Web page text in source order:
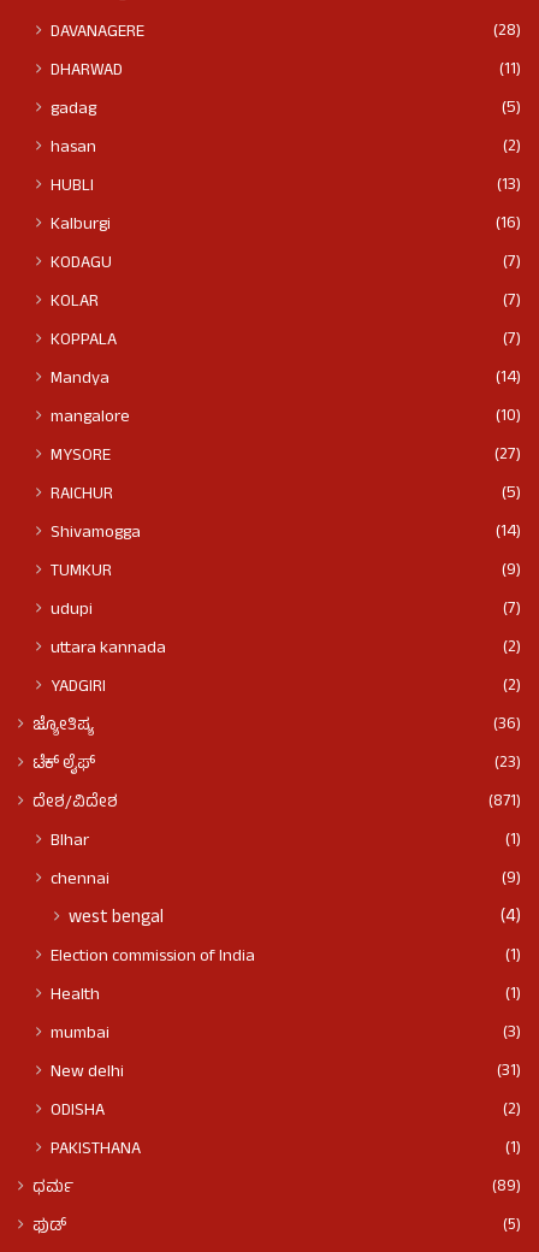
DAVANAGERE
(28)
DHARWAD
(11)
gadag
(5)
hasan
(2)
HUBLI
(13)
Kalburgi
(16)
KODAGU
(7)
KOLAR
(7)
KOPPALA
(7)
Mandya
(14)
mangalore
(10)
MYSORE
(27)
RAICHUR
(5)
Shivamogga
(14)
TUMKUR
(9)
udupi
(7)
uttara kannada
(2)
YADGIRI
(2)
ಜ್ಯೋತಿಷ್ಯ
(36)
ಟೆಕ್ ಲೈಫ್
(23)
ದೇಶ/ವಿದೇಶ
(871)
BIhar
(1)
chennai
(9)
west bengal (4)
Election commission of India
(1)
Health
(1)
mumbai
(3)
New delhi
(31)
ODISHA
(2)
PAKISTHANA
(1)
ಧರ್ಮ
(89)
ಫುಡ್​​
(5)